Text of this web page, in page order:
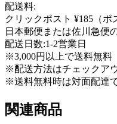
配送料:
クリックポスト ¥185（ポ
日本郵便または佐川急便
配送日数:1-2営業日
※3,000円以上で送料無料
※配送方法はチェックア
※送料無料時は対面配達
関連商品